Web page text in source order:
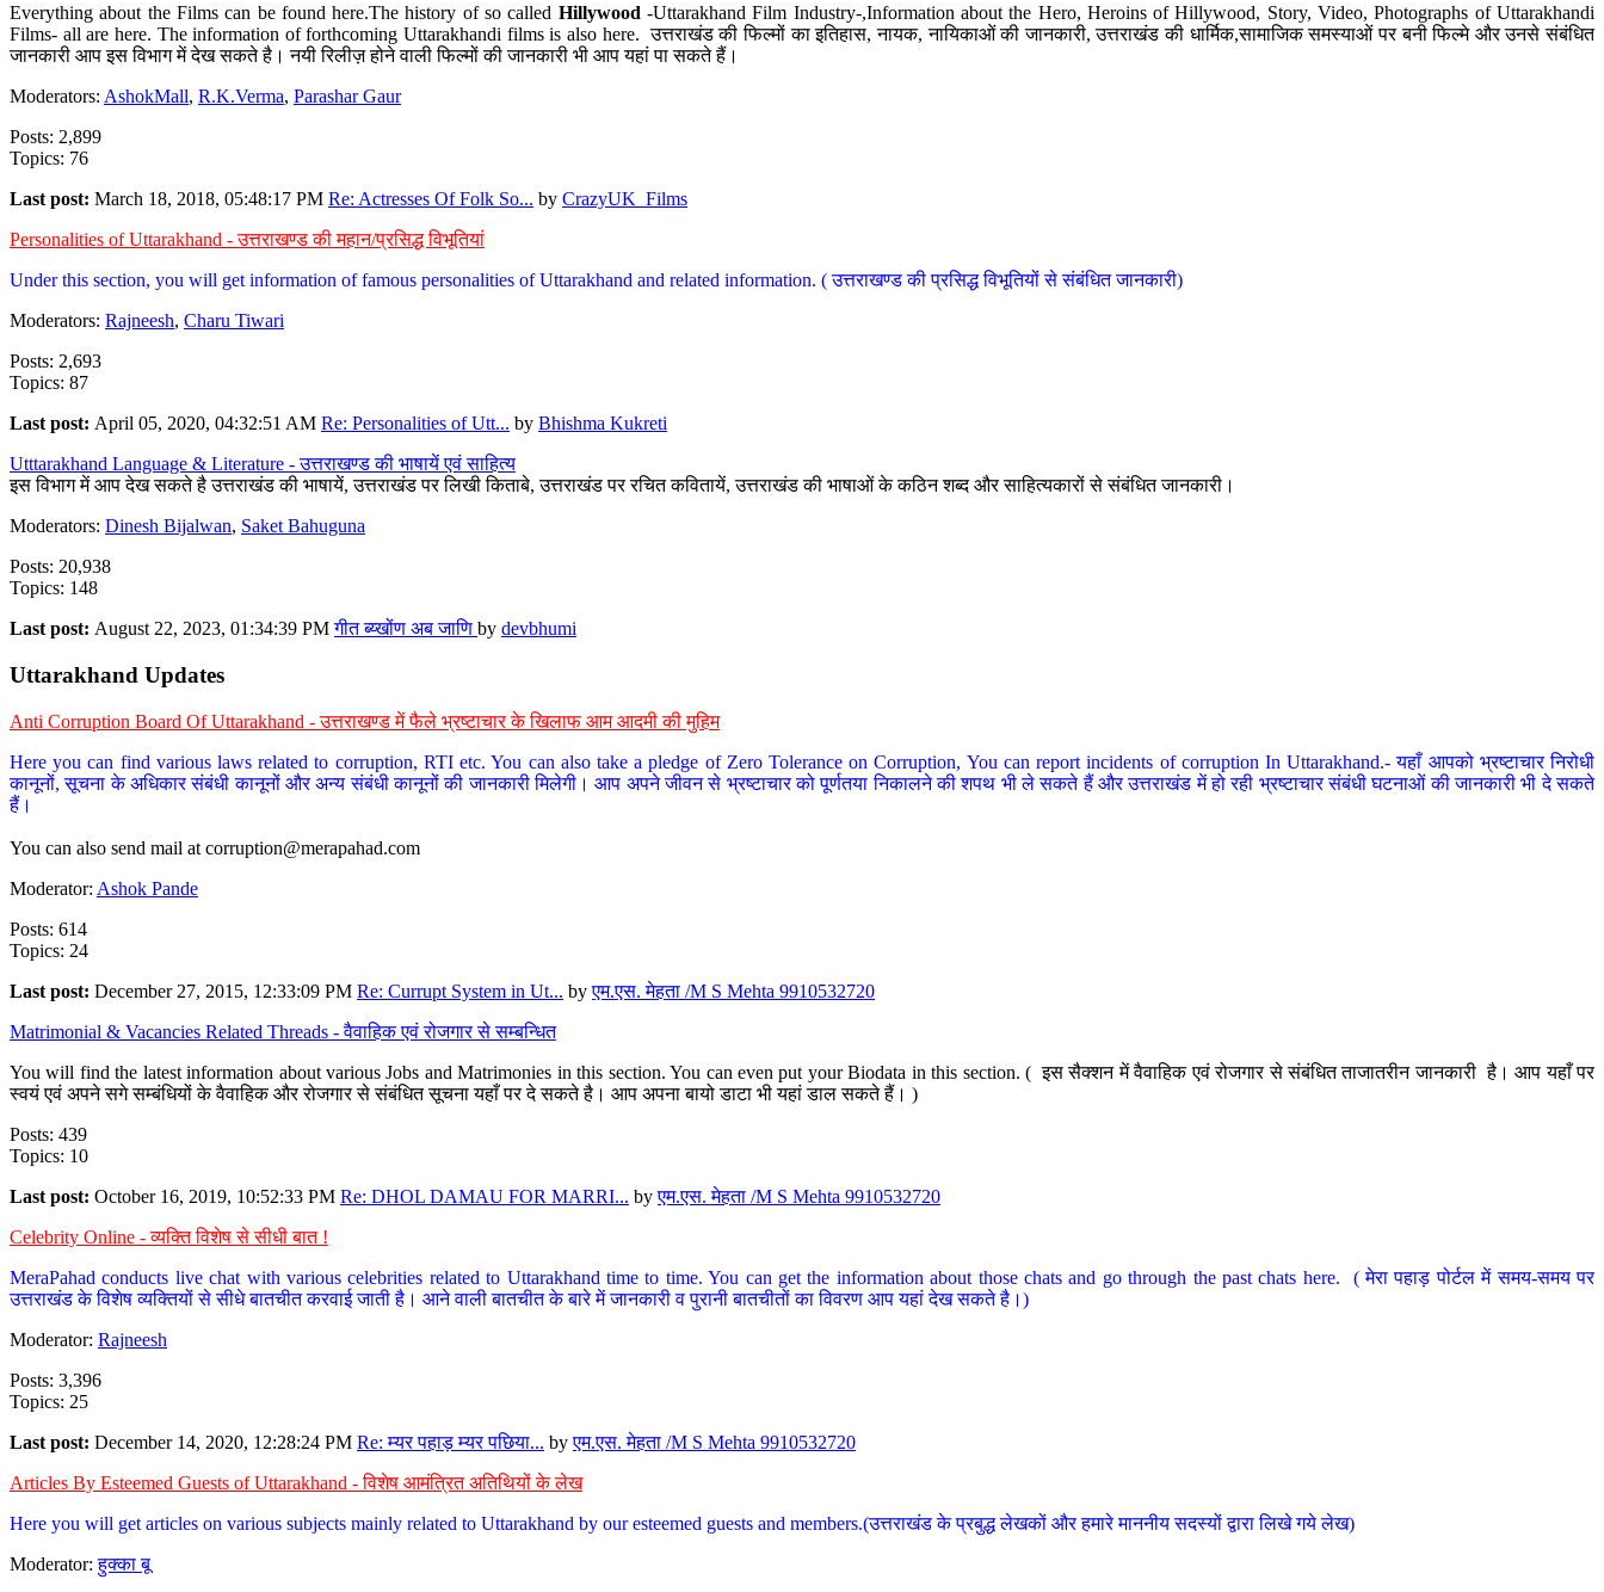
Everything about the Films can be found here.The history of so called Hillywood-Uttarakhand Film Industry-,Information about the Hero, Heroins of Hillywood, Story, Video, Photographs of Uttarakhandi
Films- all are here. The information of forthcoming Uttarakhandi films is also here. उत्तराखंड की फिल्मों का इतिहास, नायक, नायिकाओं की जानकारी, उत्तराखंड की धार्मिक,सामाजिक समस्याओं पर बनी फिल्मे और उनसे संबंधित
जानकारी आप इस विभाग में देख सकते है। नयी रिलीज़ होने वाली फिल्मों की जानकारी भी आप यहां पा सकते हैं।
Moderators: AshokMall, R.K.Verma, Parashar Gaur
Posts: 2,899
Topics: 76
Last post: March 18, 2018, 05:48:17 PM Re: Actresses Of Folk So... by CrazyUK_Films
Personalities of Uttarakhand - उत्तराखण्ड की महान/प्रसिद्ध विभूतियां
Under this section, you will get information of famous personalities of Uttarakhand and related information. ( उत्तराखण्ड की प्रसिद्ध विभूतियों से संबंधित जानकारी)
Moderators: Rajneesh, Charu Tiwari
Posts: 2,693
Topics: 87
Last post: April 05, 2020, 04:32:51 AM Re: Personalities of Utt... by Bhishma Kukreti
Utttarakhand Language & Literature - उत्तराखण्ड की भाषायें एवं साहित्य
इस विभाग में आप देख सकते है उत्तराखंड की भाषायें, उत्तराखंड पर लिखी किताबे, उत्तराखंड पर रचित कवितायें, उत्तराखंड की भाषाओं के कठिन शब्द और साहित्यकारों से संबंधित जानकारी।
Moderators: Dinesh Bijalwan, Saket Bahuguna
Posts: 20,938
Topics: 148
Last post: August 22, 2023, 01:34:39 PMगीत ब्य्खोंण अब जाणि by devbhumi
Uttarakhand Updates
Anti Corruption Board Of Uttarakhand - उत्तराखण्ड में फैले भ्रष्टाचार के खिलाफ आम आदमी की मुहिम
Here you can find various laws related to corruption, RTI etc. You can also take a pledge of Zero Tolerance on Corruption, You can report incidents of corruption In Uttarakhand.- यहाँ आपको भ्रष्टाचार निरोधी
कानूनों, सूचना के अधिकार संबंधी कानूनों और अन्य संबंधी कानूनों की जानकारी मिलेगी। आप अपने जीवन से भ्रष्टाचार को पूर्णतया निकालने की शपथ भी ले सकते हैं और उत्तराखंड में हो रही भ्रष्टाचार संबंधी घटनाओं की जानकारी भी दे सकते
हैं।
You can also send mail at corruption@merapahad.com
Moderator: Ashok Pande
Posts: 614
Topics: 24
Last post: December 27, 2015, 12:33:09 PM Re: Currupt System in Ut... byएम.एस. मेहता /M S Mehta 9910532720
Matrimonial & Vacancies Related Threads - वैवाहिक एवं रोजगार से सम्बन्धित
You will find the latest information about various Jobs and Matrimonies in this section. You can even put your Biodata in this section. ( इस सैक्शन में वैवाहिक एवं रोजगार से संबंधित ताजातरीन जानकारी है। आप यहाँ पर
स्वयं एवं अपने सगे सम्बंधियों के वैवाहिक और रोजगार से संबंधित सूचना यहाँ पर दे सकते है। आप अपना बायो डाटा भी यहां डाल सकते हैं। )
Posts: 439
Topics: 10
Last post: October 16, 2019, 10:52:33 PM Re: DHOL DAMAU FOR MARRI... byएम.एस. मेहता /M S Mehta 9910532720
Celebrity Online - व्यक्ति विशेष से सीधी बात !
MeraPahad conducts live chat with various celebrities related to Uttarakhand time to time. You can get the information about those chats and go through the past chats here. ( मेरा पहाड़ पोर्टल में समय-समय पर
उत्तराखंड के विशेष व्यक्तियों से सीधे बातचीत करवाई जाती है। आने वाली बातचीत के बारे में जानकारी व पुरानी बातचीतों का विवरण आप यहां देख सकते है।)
Moderator: Rajneesh
Posts: 3,396
Topics: 25
Last post: December 14, 2020, 12:28:24 PM Re: म्यर पहाड़ म्यर पछिया... byएम.एस. मेहता /M S Mehta 9910532720
Articles By Esteemed Guests of Uttarakhand - विशेष आमंत्रित अतिथियों के लेख
Here you will get articles on various subjects mainly related to Uttarakhand by our esteemed guests and members.(उत्तराखंड के प्रबुद्ध लेखकों और हमारे माननीय सदस्यों द्वारा लिखे गये लेख)
Moderator:हुक्का बू